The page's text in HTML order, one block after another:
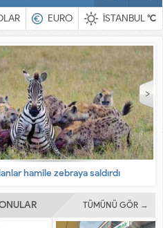
EURO İSTANBUL°C
En ilginç hayvanlar
TÜMÜNÜ GÖR →